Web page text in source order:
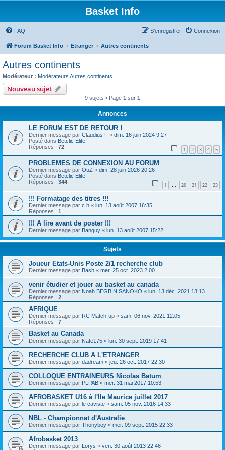
Basket Info
FAQ Connexion
S’enregistrer
Forum Basket Info Etranger Autres continents
Autres continents
Modérateur : Modérateurs Autres continents
Nouveau sujet
9 sujets • Page 1 sur 1
Annonces
LE FORUM EST DE RETOUR !
Dernier message par Claudius F « dim. 16 juin 2024 9:27
Posté dans Betclic Elite
Réponses : 72 1 2 3 4 5
PROBLEMES DE CONNEXION AU FORUM
Dernier message par OuZ « dim. 28 juin 2026 20:26
Posté dans Betclic Elite
Réponses : 344 1 … 20 21 22 23
!!! Formatage des titres !!!
Dernier message par c.h « lun. 13 août 2007 16:35
Réponses : 1
!!! A lire avant de poster !!!
Dernier message par Banguy « lun. 13 août 2007 15:22
Sujets
Joueur Etats-Unis Poste 2/1 recherche club
Dernier message par Bash « mer. 25 oct. 2023 2:00
venir étudier et jouer au basket au canada
Dernier message par Noah BEGBIN SANOKO « lun. 13 déc. 2021 13:13
Réponses : 2
AFRIQUE
Dernier message par RC Match-up « sam. 06 nov. 2021 12:05
Réponses : 7
Basket au Canada
Dernier message par Nate175 « lun. 30 sept. 2019 17:41
RECHERCHE CLUB A L'ETRANGER
Dernier message par dadream « jeu. 26 oct. 2017 22:30
COLLOQUE ENTRAINEURS Nicolas Batum
Dernier message par PLPAB « mer. 31 mai 2017 10:53
AFROBASKET U16 à l'Ile Maurice juillet 2017
Dernier message par le caviste « sam. 05 nov. 2016 14:33
NBL - Championnat d'Australie
Dernier message par Thonyboy « mer. 09 sept. 2015 22:33
Afrobasket 2013
Dernier message par Lorys « ven. 30 août 2013 22:46